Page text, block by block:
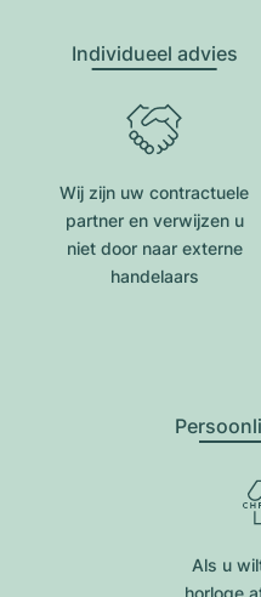
Individueel advies
Wij zijn uw contractuele
partner en verwijzen u
niet door naar externe
handelaars
Als u